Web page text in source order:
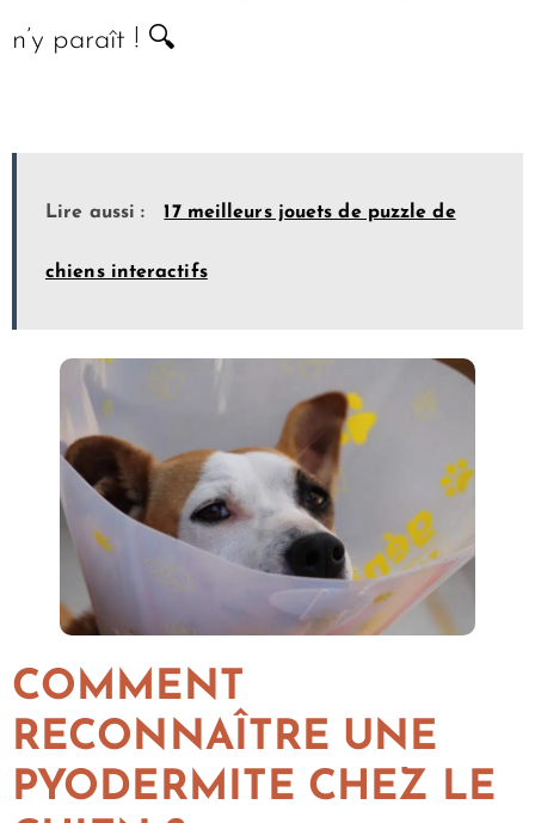
n’y paraît ! 🔍
Lire aussi : 17 meilleurs jouets de puzzle de
chiens interactifs
COMMENT
RECONNAÎTRE UNE
PYODERMITE CHEZ LE